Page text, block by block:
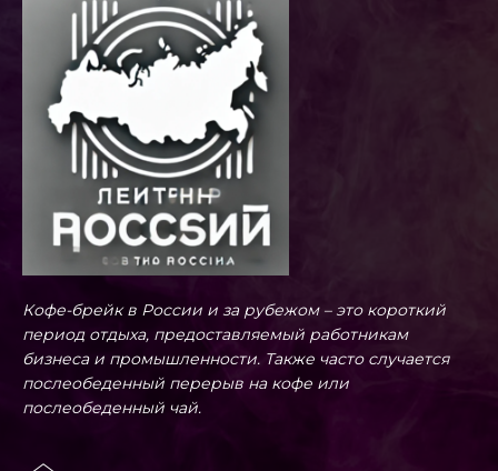
Кофе-брейк в России и за рубежом – это короткий
период отдыха, предоставляемый работникам
бизнеса и промышленности. Также часто случается
послеобеденный перерыв на кофе или
послеобеденный чай.